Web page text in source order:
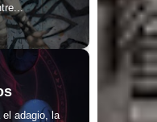
el adagio, la